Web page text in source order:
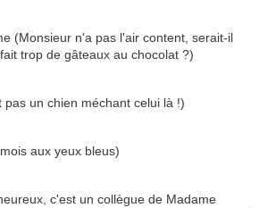
(Monsieur n'a pas l'air content, serait-il
trop de gâteaux au chocolat ?)
pas un chien méchant celui là !)
aux yeux bleus)
c'est un collègue de Madame